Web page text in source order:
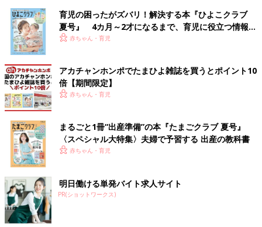
育児の困ったがズバリ！解決する本『ひよこクラブ
夏号』 4カ月～2才になるまで、育児に役立つ情報が
いっぱい！
赤ちゃん・育児
アカチャンホンポでたまひよ雑誌を買うとポイント10
倍【期間限定】
赤ちゃん・育児
まるごと1冊“出産準備”の本『たまごクラブ 夏号』
〈スペシャル大特集〉夫婦で予習する 出産の教科書
赤ちゃん・育児
明日働ける単発バイト求人サイト
PR(ショットワークス)